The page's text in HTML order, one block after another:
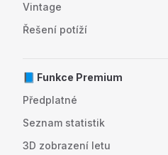
Vintage
Řešení potíží
📘 Funkce Premium
Předplatné
Seznam statistik
3D zobrazení letu